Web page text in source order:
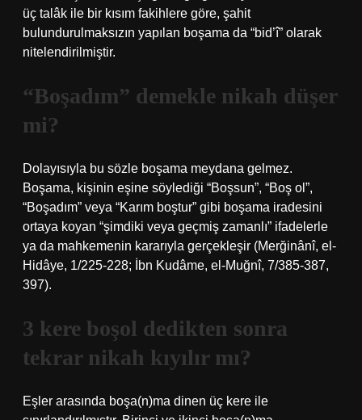
üç talâk ile bir kısım fakihlere göre, şahit
bulundurulmaksızın yapılan boşama da “bid’î” olarak
nitelendirilmiştir.
“Boşadım” demekle nikah düşer
mi?
Dolayısıyla bu sözle boşama meydana gelmez.
Boşama, kişinin eşine söylediği “Boşsun”, “Boş ol”,
“Boşadım” veya “Karım boştur” gibi boşama iradesini
ortaya koyan “şimdiki veya geçmiş zamanlı” ifadelerle
ya da mahkemenin kararıyla gerçekleşir (Merğinânî, el-
Hidâye, 1/225-228; İbn Kudâme, el-Muğnî, 7/385-387,
397).
3 kere boşol dedikten sonra
tekrar nikah kıyılır mı?
Eşler arasında boşa(n)ma dinen üç kere ile